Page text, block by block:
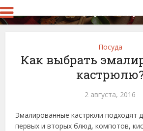
Посуда
Как выбрать
2 августа, 2016
Эмалированные кастрюли подходят
первых и вторых блюд, компотов,